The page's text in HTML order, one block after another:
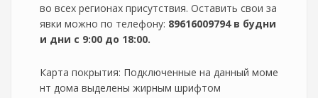
во всех регионах присутствия. Оставить свои за
явки можно по телефону: 89616009794 в будни
и дни с 9:00 до 18:00.
Карта покрытия: Подключенные на данный моме
нт дома выделены жирным шрифтом